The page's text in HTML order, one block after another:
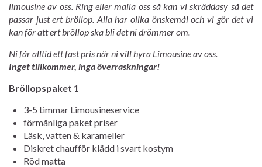
limousine av oss. Ring eller maila oss så kan vi skräddasy så det
passar just ert bröllop. Alla har olika önskemål och vi gör det vi
kan för att ert bröllop ska bli det ni drömmer om.
Ni får alltid ett fast pris när ni vill hyra Limousine av oss.
Inget tillkommer, inga överraskningar!
Bröllopspaket 1
3-5 timmar Limousineservice
förmånliga paket priser
Läsk, vatten & karameller
Diskret chaufför klädd i svart kostym
Röd matta